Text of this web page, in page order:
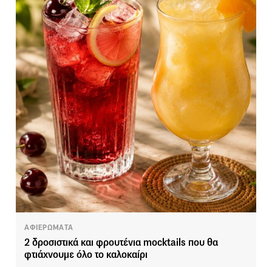
ΑΦΙΕΡΩΜΑΤΑ
2 δροσιστικά και φρουτένια mocktails που θα
φτιάχνουμε όλο το καλοκαίρι